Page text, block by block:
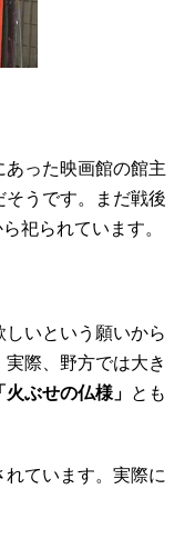
った映画館の館主
うです。まだ戦後
祀られています。
いという願いから
実際、野方では大き
火ぶせの仏様」 とも
ています。実際に